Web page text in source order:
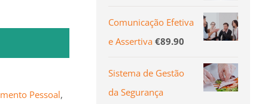
Pessoal,
Comunicação Efetiva
e Assertiva €89.90
Sistema de Gestão
da Segurança